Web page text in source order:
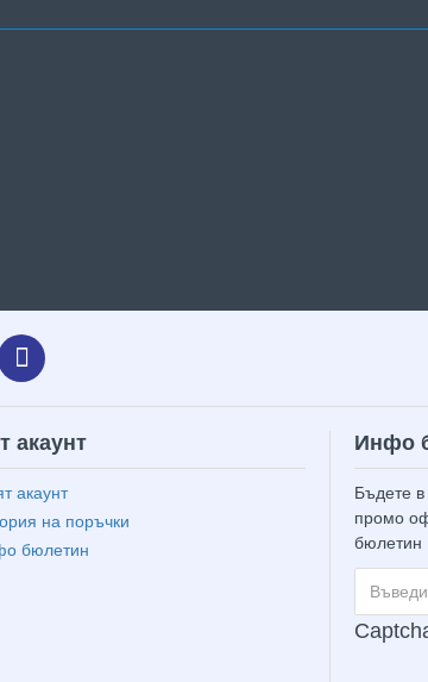
акаунт
акаунт
на поръчки
бюлетин
Инфо
Бъдете в
промо
бюлетин